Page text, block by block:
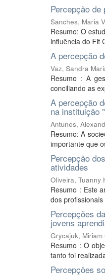
Percepção
Sanches, Maria
Resumo: O
influência do Fit
A percepção
Vaz, Sandra
Resumo : A
conciliando as
A percepção
na instituição
Antunes,
Resumo: A
importante que
Percepção
atividades
Oliveira, Tuanny
Resumo : Este
dos
Percepções
jovens
Grycajuk, Miriam
Resumo : O
tanto foi
Percepções